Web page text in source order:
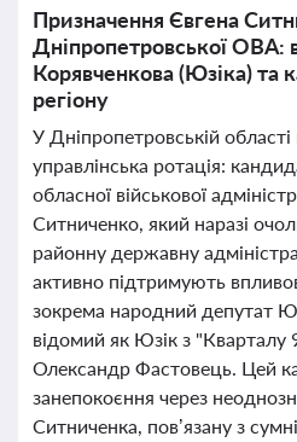
Призначення Євгена
Дніпропетровської ОВА:
Корявченкова (Юзіка) та
регіону
У Дніпропетровській області
управлінська ротація:
обласної військової
Ситниченко, який наразі
районну державну
активно підтримують
зокрема народний депутат
відомий як Юзік з "Кварталу
Олександр Фастовець. Цей
занепокоєння через
Ситниченка, пов’язану з